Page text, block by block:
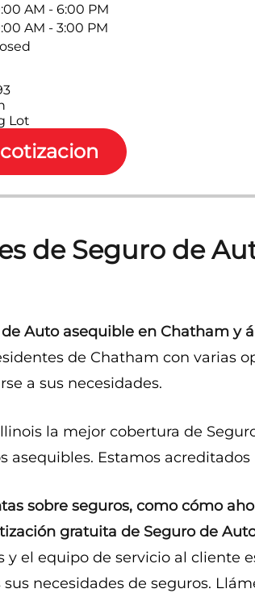
AM - 6:00 PM
AM - 3:00 PM
Lot
de Seguro de
Auto asequible en Chatham y
de Chatham con varias
a sus necesidades.
la mejor cobertura de
asequibles. Estamos acreditados
sobre seguros, como cómo
gratuita de Seguro de
y el equipo de servicio al cliente
necesidades de seguros.